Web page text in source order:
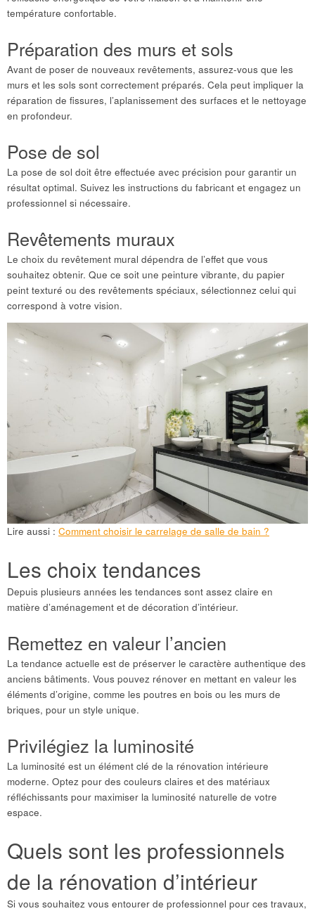
température confortable.
Préparation des murs et sols
Avant de poser de nouveaux revêtements, assurez-vous que les
murs et les sols sont correctement préparés. Cela peut impliquer la
réparation de fissures, l’aplanissement des surfaces et le nettoyage
en profondeur.
Pose de sol
La pose de sol doit être effectuée avec précision pour garantir un
résultat optimal. Suivez les instructions du fabricant et engagez un
professionnel si nécessaire.
Revêtements muraux
Le choix du revêtement mural dépendra de l’effet que vous
souhaitez obtenir. Que ce soit une peinture vibrante, du papier
peint texturé ou des revêtements spéciaux, sélectionnez celui qui
correspond à votre vision.
Lire aussi : Comment choisir le carrelage de salle de bain ?
Les choix tendances
Depuis plusieurs années les tendances sont assez claire en
matière d’aménagement et de décoration d’intérieur.
Remettez en valeur l’ancien
La tendance actuelle est de préserver le caractère authentique des
anciens bâtiments. Vous pouvez rénover en mettant en valeur les
éléments d’origine, comme les poutres en bois ou les murs de
briques, pour un style unique.
Privilégiez la luminosité
La luminosité est un élément clé de la rénovation intérieure
moderne. Optez pour des couleurs claires et des matériaux
réfléchissants pour maximiser la luminosité naturelle de votre
espace.
Quels sont les professionnels
de la rénovation d’intérieur
Si vous souhaitez vous entourer de professionnel pour ces travaux,